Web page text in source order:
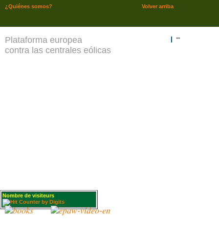
Plataforma europea
contra las centrales eólicas
""
Nombre de visiteurs :
Volver arriba
¿Quiénes somos?